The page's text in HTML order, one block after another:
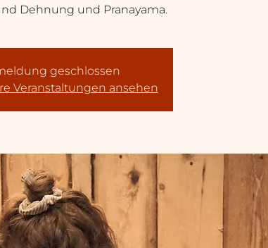
Dehnung und Pranayama.
geschlossen
Veranstaltungen ansehen